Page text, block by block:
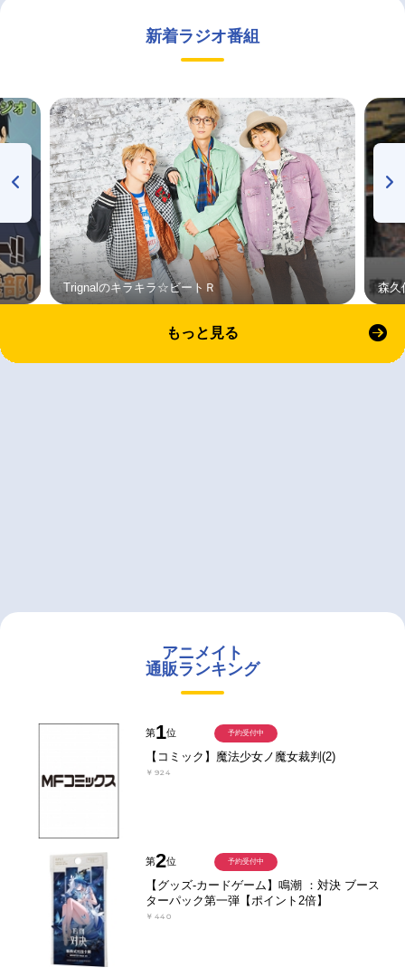
新着ラジオ番組
Trignalのキラキラ☆ビートＲ 森久
もっと見る
アニメイト
通販ランキング
第1位
【コミック】魔法少女ノ魔女裁判(2)
￥924
予約受付中
第2位
【グッズ-カードゲーム】鳴潮 ：対決 ブース
ターパック第一弾【ポイント2倍】
￥440
予約受付中